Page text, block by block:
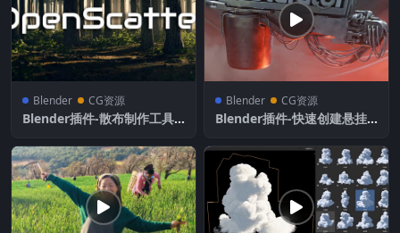
Blender CG资源
Blender插件-散布制作工具
Blender CG资源
Blender插件-快速创建悬挂